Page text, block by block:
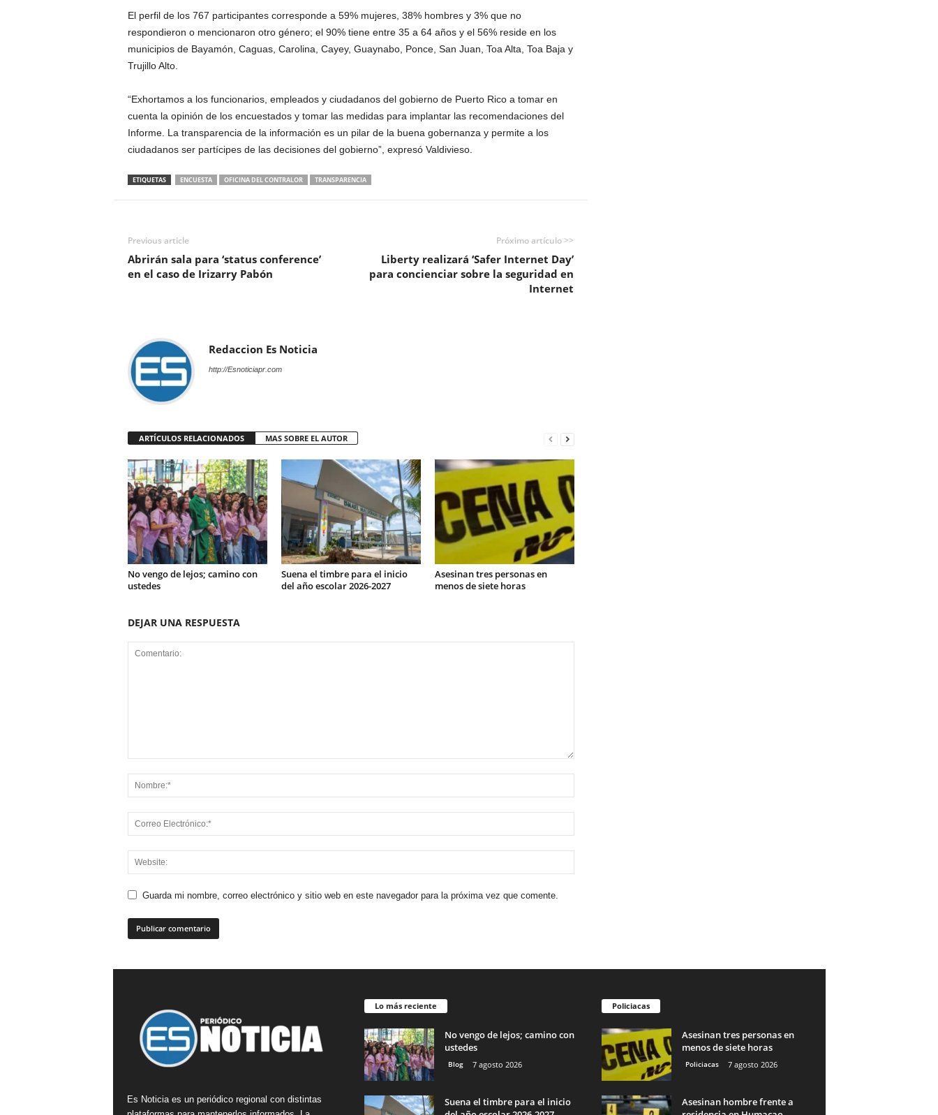
El perfil de los 767 participantes corresponde a 59% mujeres, 38% hombres y 3% que no
respondieron o mencionaron otro género; el 90% tiene entre 35 a 64 años y el 56% reside en los
municipios de Bayamón, Caguas, Carolina, Cayey, Guaynabo, Ponce, San Juan, Toa Alta, Toa Baja y
Trujillo Alto.
“Exhortamos a los funcionarios, empleados y ciudadanos del gobierno de Puerto Rico a tomar en
cuenta la opinión de los encuestados y tomar las medidas para implantar las recomendaciones del
Informe. La transparencia de la información es un pilar de la buena gobernanza y permite a los
ciudadanos ser partícipes de las decisiones del gobierno”, expresó Valdivieso.
ETIQUETAS ENCUESTA OFICINA DEL CONTRALOR TRANSPARENCIA
Previous article
Abrirán sala para ‘status conference’
en el caso de Irizarry Pabón
Próximo artículo >>
Liberty realizará ‘Safer Internet Day’
para concienciar sobre la seguridad en
Internet
Redaccion Es Noticia
http://Esnoticiapr.com
ARTÍCULOS RELACIONADOS MAS SOBRE EL AUTOR
No vengo de lejos; camino con
ustedes
Suena el timbre para el inicio
del año escolar 2026-2027
Asesinan tres personas en
menos de siete horas
DEJAR UNA RESPUESTA
Guarda mi nombre, correo electrónico y sitio web en este navegador para la próxima vez que comente.
Es Noticia es un periódico regional con distintas
Lo más reciente
No vengo de lejos; camino con
ustedes
Blog 7 agosto 2026
Suena el timbre para el inicio
Policiacas
Asesinan tres personas en
menos de siete horas
Policiacas 7 agosto 2026
Asesinan hombre frente a